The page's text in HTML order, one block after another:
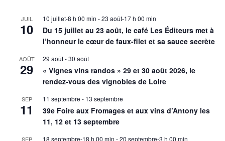
JUIL
10
10 juillet-8 h 00 min -23 août-17 h 00 min
Du 15 juillet au 23 août, le café Les Éditeurs met à
l’honneur le cœur de faux-filet et sa sauce secrète
AOÛT
29
29 août-30 août
« Vignes vins randos » 29 et 30 août 2026, le
rendez-vous des vignobles de Loire
SEP
11
11 septembre - 13 septembre
39e Foire aux Fromages et aux vins d’Antony les
11, 12 et 13 septembre
SEP 18 septembre-18 h 00 min -20 septembre-3 h 00 min